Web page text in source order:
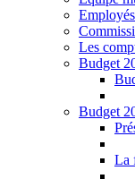
Les
Budget
Budget
La